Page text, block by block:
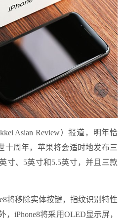
Asian Review）报道，明年恰
十周年，苹果将会适时地发布三
寸、5英寸和5.5英寸，并且三款
将移除实体按键，指纹识别特性
iPhone8将采用OLED显示屏，